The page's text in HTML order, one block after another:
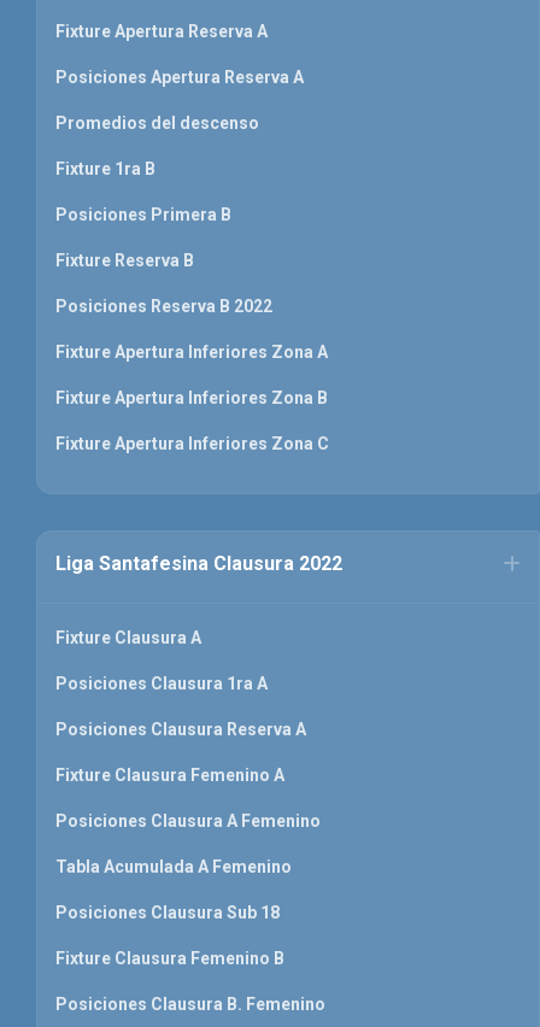
Fixture Apertura Reserva A
Posiciones Apertura Reserva A
Promedios del descenso
Fixture 1ra B
Posiciones Primera B
Fixture Reserva B
Posiciones Reserva B 2022
Fixture Apertura Inferiores Zona A
Fixture Apertura Inferiores Zona B
Fixture Apertura Inferiores Zona C
Liga Santafesina Clausura 2022
Fixture Clausura A
Posiciones Clausura 1ra A
Posiciones Clausura Reserva A
Fixture Clausura Femenino A
Posiciones Clausura A Femenino
Tabla Acumulada A Femenino
Posiciones Clausura Sub 18
Fixture Clausura Femenino B
Posiciones Clausura B. Femenino